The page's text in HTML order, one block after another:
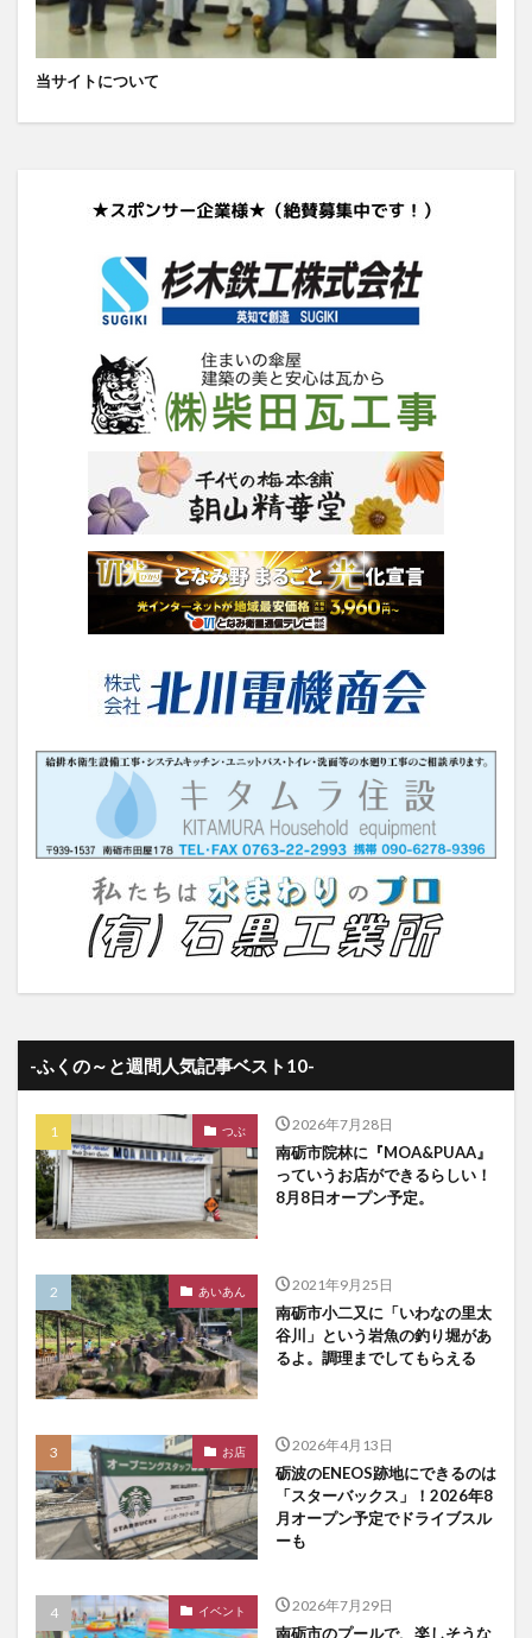
当サイトについて
-ふくの～と週間人気記事ベスト10-
つぶ 2026年7月28日
南砺市院林に『MOA&PUAA』
っていうお店ができるらしい！
8月8日オープン予定。
あいあん 2021年9月25日
南砺市小二又に「いわなの里太
谷川」という岩魚の釣り堀があ
るよ。調理までしてもらえる
お店 2026年4月13日
砺波のENEOS跡地にできるのは
「スターバックス」！2026年8
月オープン予定でドライブスル
ーも
イベント 2026年7月29日
南砺市のプールで、楽しそうな